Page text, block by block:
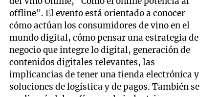
offline". El evento está orientado a conocer
cómo actúan los consumidores de vino en el
mundo digital, cómo pensar una estrategia de
negocio que integre lo digital, generación de
contenidos digitales relevantes, las
implicancias de tener una tienda electrónica y
soluciones de logística y de pagos. También se